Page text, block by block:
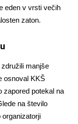
eden v vrsti večih
zaton.
manjše
osnoval KKŠ
zapored potekal na
na število